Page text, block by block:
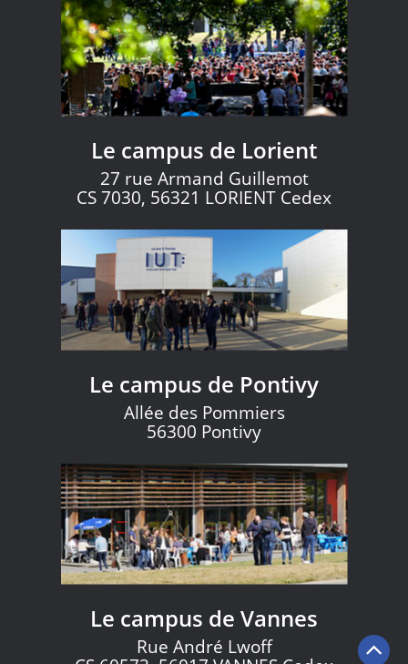
Le campus de Lorient
27 rue Armand Guillemot
CS 7030, 56321 LORIENT Cedex
Le campus de Pontivy
Allée des Pommiers
56300 Pontivy
Le campus de Vannes
Rue André Lwoff